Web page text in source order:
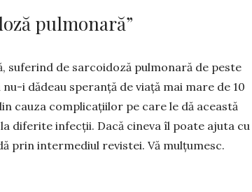
pulmonară”
suferind de sarcoidoză pulmonară de peste
i dă­deau speranță de viață mai mare de 10
cauza com­pli­cațiilor pe care le dă această
diferite in­fecții. Dacă cineva îl poate aju­t­a cu
prin in­termediul re­vistei. Vă mulțu­mesc.